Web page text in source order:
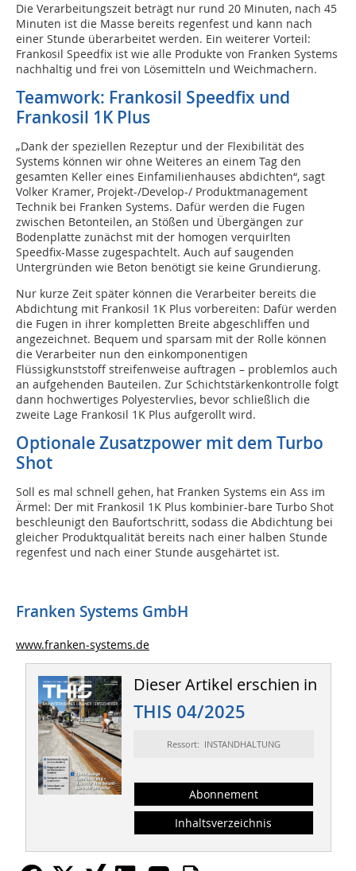
Die Verarbeitungszeit beträgt nur rund 20 Minuten, nach 45
Minuten ist die Masse bereits regenfest und kann nach
einer Stunde überarbeitet werden. Ein weiterer Vorteil:
Frankosil Speedfix ist wie alle Produkte von Franken Systems
nachhaltig und frei von Lösemitteln und Weichmachern.
Teamwork: Frankosil Speedfix und
Frankosil 1K Plus
„Dank der speziellen Rezeptur und der Flexibilität des
Systems können wir ohne Weiteres an einem Tag den
gesamten Keller eines Einfamilienhauses abdichten“, sagt
Volker Kramer, Projekt-/Develop-/ Produktmanagement
Technik bei Franken Systems. Dafür werden die Fugen
zwischen Betonteilen, an Stößen und Übergängen zur
Bodenplatte zunächst mit der homogen verquirlten
Speedfix-Masse zugespachtelt. Auch auf saugenden
Untergründen wie Beton benötigt sie keine Grundierung.
Nur kurze Zeit später können die Verarbeiter bereits die
Abdichtung mit Frankosil 1K Plus vorbereiten: Dafür werden
die Fugen in ihrer kompletten Breite abgeschliffen und
angezeichnet. Bequem und sparsam mit der Rolle können
die Verarbeiter nun den einkomponentigen
Flüssigkunststoff streifenweise auftragen – problemlos auch
an aufgehenden Bauteilen. Zur Schichtstärkenkontrolle folgt
dann hochwertiges Polyestervlies, bevor schließlich die
zweite Lage Frankosil 1K Plus aufgerollt wird.
Optionale Zusatzpower mit dem Turbo
Shot
Soll es mal schnell gehen, hat Franken Systems ein Ass im
Ärmel: Der mit Frankosil 1K Plus kombinier-bare Turbo Shot
beschleunigt den Baufortschritt, sodass die Abdichtung bei
gleicher Produktqualität bereits nach einer halben Stunde
regenfest und nach einer Stunde ausgehärtet ist.
Franken Systems GmbH
www.franken-systems.de
Dieser Artikel erschien in
THIS 04/2025
Ressort: INSTANDHALTUNG
Abonnement
Inhaltsverzeichnis